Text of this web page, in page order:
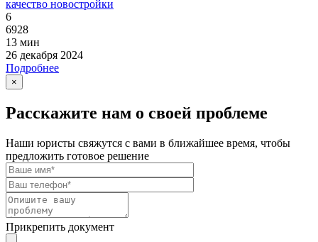
качество новостройки
6
6928
13 мин
26 декабря 2024
Подробнее
×
Расскажите нам о своей проблеме
Наши юристы свяжутся с вами в ближайшее время, чтобы
предложить готовое решение
Прикрепить документ